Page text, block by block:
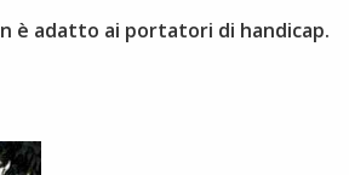
è adatto ai portatori di handicap.